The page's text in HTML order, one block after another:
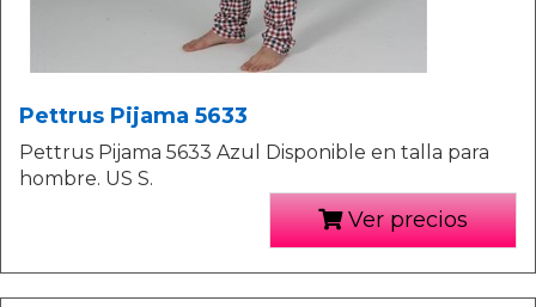
Pettrus Pijama 5633
Pettrus Pijama 5633 Azul Disponible en talla para
hombre. US S.
Ver precios